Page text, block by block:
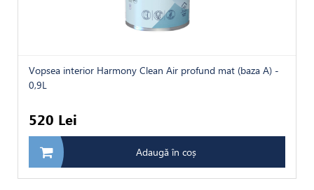
Vopsea interior Harmony Clean Air profund mat (baza A) -
0,9L
520 Lei
Adaugă în coș